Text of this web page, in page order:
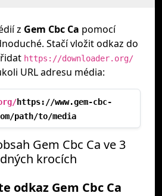
z Gem Cbc Ca pomocí
Stačí vložit odkaz do
https://downloader.org/
URL adresu média:
https://www.gem-cbc-
path/to/media
Gem Cbc Ca ve 3
krocích
odkaz Gem Cbc Ca